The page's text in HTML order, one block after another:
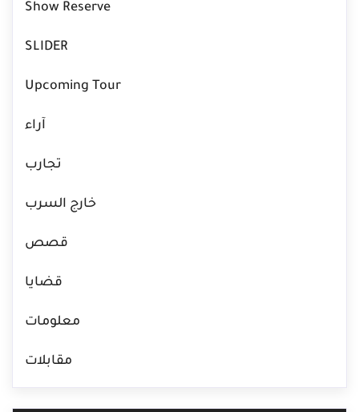
Show Reserve
SLIDER
Upcoming Tour
آراء
تجارب
خارج السرب
قصص
قضايا
معلومات
مقابلات